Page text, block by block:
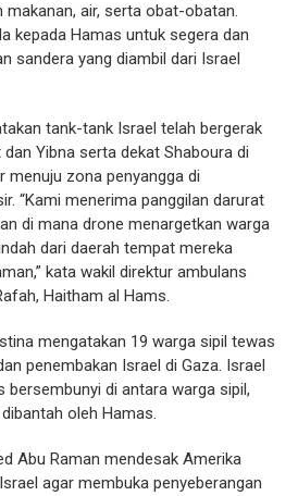
makanan, air, serta obat-obatan.
kepada Hamas untuk segera dan
sandera yang diambil dari Israel
tank-tank Israel telah bergerak
Yibna serta dekat Shaboura di
menuju zona penyangga di
“Kami menerima panggilan darurat
di mana drone menargetkan warga
dari daerah tempat mereka
kata wakil direktur ambulans
Haitham al Hams.
mengatakan 19 warga sipil tewas
penembakan Israel di Gaza. Israel
bersembunyi di antara warga sipil,
oleh Hamas.
Abu Raman mendesak Amerika
agar membuka penyeberangan